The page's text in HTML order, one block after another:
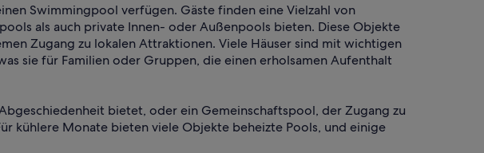
Swimmingpool verfügen. Gäste finden eine Vielzahl von
als auch private Innen- oder Außenpools bieten. Diese Objekte
Zugang zu lokalen Attraktionen. Viele Häuser sind mit wichtigen
sie für Familien oder Gruppen, die einen erholsamen Aufenthalt
bietet, oder ein Gemeinschaftspool, der Zugang zu
kühlere Monate bieten viele Objekte beheizte Pools, und einige